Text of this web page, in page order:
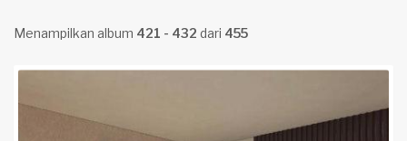
Menampilkan album 421 - 432 dari 455